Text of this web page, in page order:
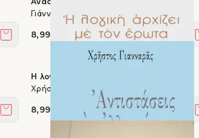
Στο καλάθι
Ανασκάπτοντας το παρελθόν
Γιάννης Σακελλαράκης
8,99 €
Στο καλάθι
Η λογική αρχίζει με τον έρωτα
Χρήστος Γιανναράς
8,99 €